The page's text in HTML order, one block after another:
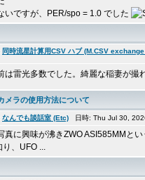
いですが、PER/spo = 1.0 でした
同時流星計算用CSV ハブ (M.CSV
は雷光多数でした。綺麗な稲妻が撮
メラの使用方法について
なんでも談話室 (Etc) 日時: Thu Jul 30,
真に興味が沸きZWO ASI585MMと
り、UFO ...